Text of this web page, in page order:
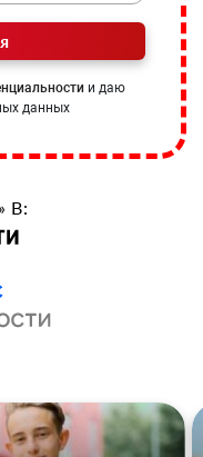
и даю
данных
В: